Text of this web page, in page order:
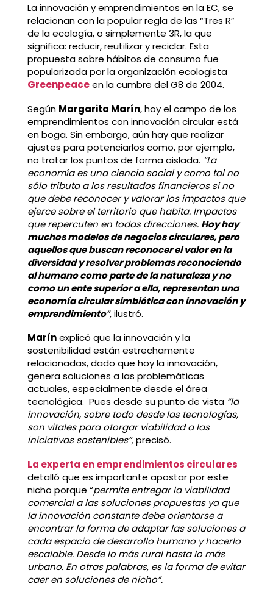
La innovación y emprendimientos en la EC, se
relacionan con la popular regla de las “Tres R”
de la ecología, o simplemente 3R, la que
significa: reducir, reutilizar y reciclar. Esta
propuesta sobre hábitos de consumo fue
popularizada por la organización ecologista
Greenpeaceen la cumbre del G8 de 2004.
Según Margarita Marín, hoy el campo de los
emprendimientos con innovación circular está
en boga. Sin embargo, aún hay que realizar
ajustes para potenciarlos como, por ejemplo,
no tratar los puntos de forma aislada. “La
economía es una ciencia social y como tal no
sólo tributa a los resultados financieros si no
que debe reconocer y valorar los impactos que
ejerce sobre el territorio que habita. Impactos
que repercuten en todas direcciones. Hoy hay
muchos modelos de negocios circulares, pero
aquellos que buscan reconocer el valor en la
diversidad y resolver problemas reconociendo
al humano como parte de la naturaleza y no
como un ente superior a ella, representan una
economía circular simbiótica con innovación y
emprendimiento”,ilustró.
Marínexplicó que la innovación y la
sostenibilidad están estrechamente
relacionadas, dado que hoy la innovación,
genera soluciones a las problemáticas
actuales, especialmente desde el área
tecnológica. Pues desde su punto de vista “la
innovación, sobre todo desde las tecnologías,
son vitales para otorgar viabilidad a las
iniciativas sostenibles”,precisó.
La experta en emprendimientos circulares
detalló que es importante apostar por este
nicho porque “permite entregar la viabilidad
comercial a las soluciones propuestas ya que
la innovación constante debe orientarse a
encontrar la forma de adaptar las soluciones a
cada espacio de desarrollo humano y hacerlo
escalable. Desde lo más rural hasta lo más
urbano. En otras palabras, es la forma de evitar
caer en soluciones de nicho”.